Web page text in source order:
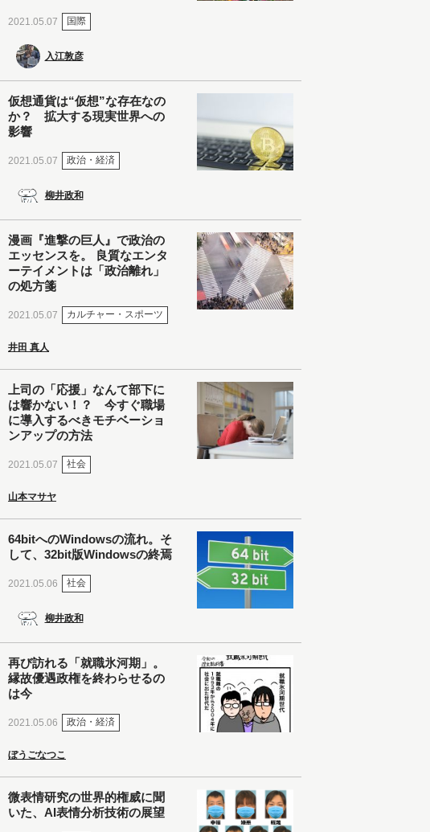
2021.05.07 国際
入江敦彦
仮想通貨は“仮想”な存在なの
か？ 拡大する現実世界への
影響
2021.05.07 政治・経済
柳井政和
漫画『進撃の巨人』で政治の
エッセンスを。 良質なエンタ
ーテイメントは「政治離れ」
の処方箋
2021.05.07 カルチャー・スポーツ
井田 真人
上司の「応援」なんて部下に
は響かない！？ 今すぐ職場
に導入するべきモチベーショ
ンアップの方法
2021.05.07 社会
山本マサヤ
64bitへのWindowsの流れ。そ
して、32bit版Windowsの終焉
2021.05.06 社会
柳井政和
再び訪れる「就職氷河期」。
縁故優遇政権を終わらせるの
は今
2021.05.06 政治・経済
ぼうごなつこ
微表情研究の世界的権威に聞
いた、AI表情分析技術の展望